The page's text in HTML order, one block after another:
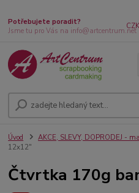
Potřebujete poradit?
Jsme tu pro Vás na info@artcentrum.net
Úvod AKCE, SLEVY, DOPRODEJ -
12x12"
Čtvrtka 170g